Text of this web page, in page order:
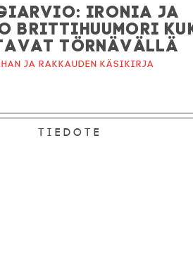
IRONIA JA
BRITTIHUUMORI
TÖRNÄVÄLLÄ
ja rakkauden käsikirja
Tiedote